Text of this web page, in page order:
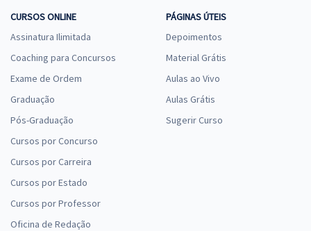
CURSOS ONLINE
Assinatura Ilimitada
Coaching para Concursos
Exame de Ordem
Graduação
Pós-Graduação
Cursos por Concurso
Cursos por Carreira
Cursos por Estado
Cursos por Professor
Oficina de Redação
PÁGINAS ÚTEIS
Depoimentos
Material Grátis
Aulas ao Vivo
Aulas Grátis
Sugerir Curso